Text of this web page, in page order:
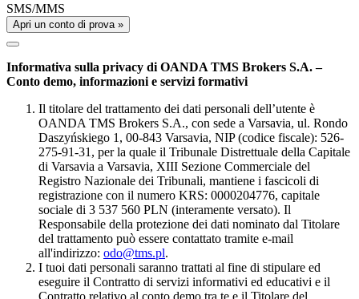
SMS/MMS
Apri un conto di prova »
Informativa sulla privacy di OANDA TMS Brokers S.A. –
Conto demo, informazioni e servizi formativi
Il titolare del trattamento dei dati personali dell’utente è
OANDA TMS Brokers S.A., con sede a Varsavia, ul. Rondo
Daszyńskiego 1, 00-843 Varsavia, NIP (codice fiscale): 526-
275-91-31, per la quale il Tribunale Distrettuale della Capitale
di Varsavia a Varsavia, XIII Sezione Commerciale del
Registro Nazionale dei Tribunali, mantiene i fascicoli di
registrazione con il numero KRS: 0000204776, capitale
sociale di 3 537 560 PLN (interamente versato). Il
Responsabile della protezione dei dati nominato dal Titolare
del trattamento può essere contattato tramite e-mail
all'indirizzo: odo@tms.pl.
I tuoi dati personali saranno trattati al fine di stipulare ed
eseguire il Contratto di servizi informativi ed educativi e il
Contratto relativo al conto demo tra te e il Titolare del